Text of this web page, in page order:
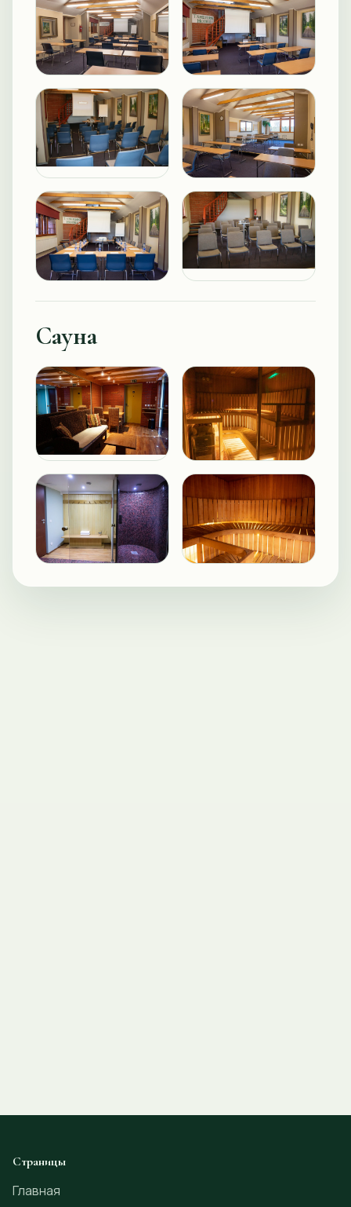
Сауна
Страницы
Главная